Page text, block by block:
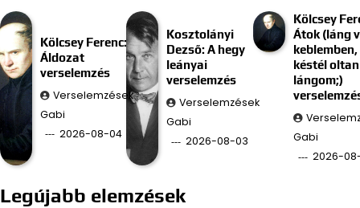
Kölcsey Ferenc:
Áldozat
verselemzés
Verselemzések
Gabi
2026-08-04
Kosztolányi
Dezső: A hegy
leányai
verselemzés
Verselemzések
Gabi
2026-08-03
Kölcsey
Átok (láng
keblemben,
késtél
lángom;)
Gabi
2026-
Legújabb elemzések